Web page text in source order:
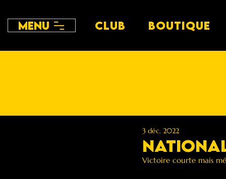
Menu CLUB BOUTIQUE
National
3 déc. 2022
Victoire courte mais